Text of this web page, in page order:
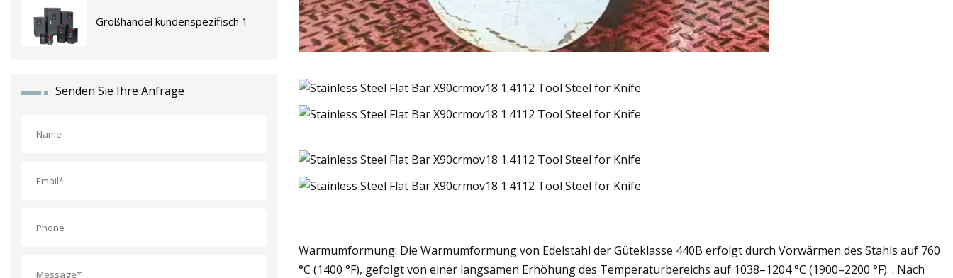
Großhandel kundenspezifisch 1
Senden Sie Ihre Anfrage
Warmumformung: Die Warmumformung von Edelstahl der Güteklasse 440B erfolgt durch Vorwärmen des Stahls auf 760
°C (1400 °F), gefolgt von einer langsamen Erhöhung des Temperaturbereichs auf 1038–1204 °C (1900–2200 °F). . Nach